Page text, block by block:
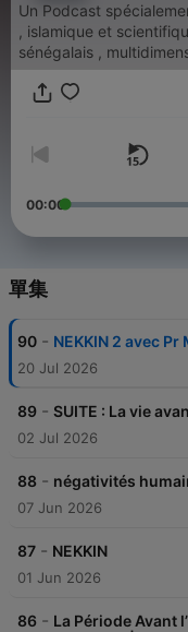
Un Podcast
, islamique et
00:00
單集
90 - NEKKIN 2 avec Pr
20 Jul 2026
89 - SUITE : La vie
02 Jul 2026
88 - négativités
07 Jun 2026
87 - NEKKIN
01 Jun 2026
86 - La Période Avant